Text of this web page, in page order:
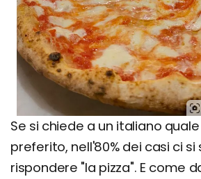
Se si chiede a un italiano
preferito, nell'80% dei casi ci si
rispondere "la pizza". E come